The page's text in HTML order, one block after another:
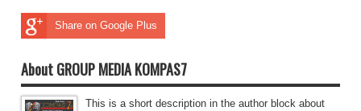
Share on Google Plus
About GROUP MEDIA KOMPAS7
This is a short description in the author block about